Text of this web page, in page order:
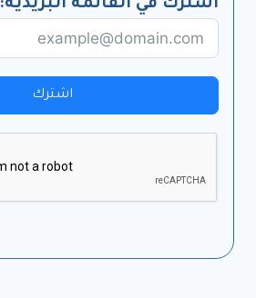
اشترك في القائمة البريدية:
اشترك